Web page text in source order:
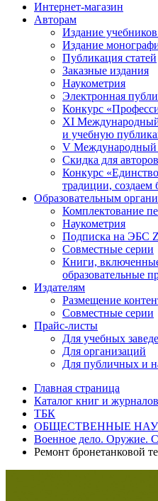
Интернет-магазин
Авторам
Издание
Издание
Публикация статей
Заказные издания
Наукометрия
Электронная
Конкурс
XI
и учебную
V
Скидка для авторов
Конкурс
традиции, создаем
Образовательным
Комплектование
Наукометрия
Подписка на ЭБС
Совместные серии
Книги,
образовательные
Издателям
Размещение
Совместные серии
Прайс-листы
Для учебных
Для организаций
Для публичных и
Главная страница
Каталог книг и журналов
ТБК
ОБЩЕСТВЕННЫЕ
Военное дело. Оружие.
Ремонт бронетанковой